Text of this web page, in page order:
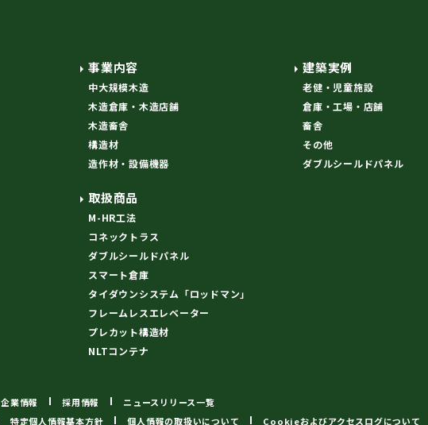
事業内容
中大規模木造
木造倉庫・木造店舗
木造畜舎
構造材
造作材・設備機器
建築実例
老健・児童施設
倉庫・工場・店舗
畜舎
その他
ダブルシールドパネル
取扱商品
M-HR工法
コネックトラス
ダブルシールドパネル
スマート倉庫
タイダウンシステム「ロッドマン」
フレームレスエレベーター
プレカット構造材
NLTコンテナ
企業情報 採用情報
ニュースリリース一覧
特定個人情報基本方針 個人情報の取扱いについて Cookieおよびアクセスログについて